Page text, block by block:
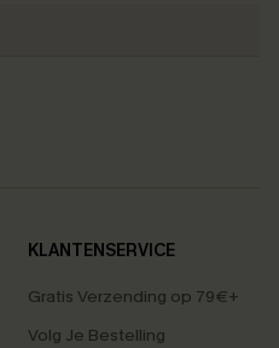
KLANTENSERVICE
Gratis Verzending op 79€+
Volg Je Bestelling